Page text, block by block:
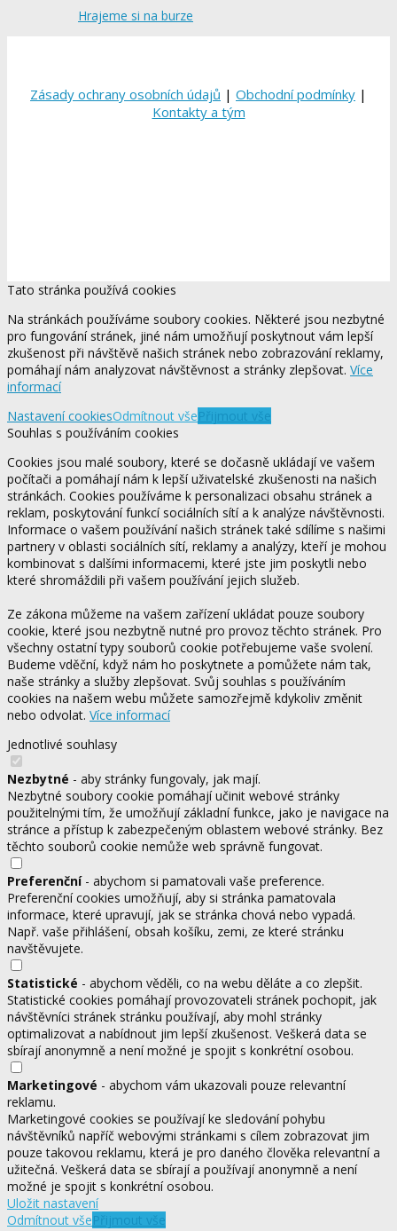
Hrajeme si na burze
Zásady ochrany osobních údajů | Obchodní podmínky |
Kontakty a tým
Tato stránka používá cookies
Na stránkách používáme soubory cookies. Některé jsou nezbytné
pro fungování stránek, jiné nám umožňují poskytnout vám lepší
zkušenost při návštěvě našich stránek nebo zobrazování reklamy,
pomáhají nám analyzovat návštěvnost a stránky zlepšovat. Více
informací
Nastavení cookiesOdmítnout všePřijmout vše
Souhlas s používáním cookies
Cookies jsou malé soubory, které se dočasně ukládají ve vašem
počítači a pomáhají nám k lepší uživatelské zkušenosti na našich
stránkách. Cookies používáme k personalizaci obsahu stránek a
reklam, poskytování funkcí sociálních sítí a k analýze návštěvnosti.
Informace o vašem používání našich stránek také sdílíme s našimi
partnery v oblasti sociálních sítí, reklamy a analýzy, kteří je mohou
kombinovat s dalšími informacemi, které jste jim poskytli nebo
které shromáždili při vašem používání jejich služeb.
Ze zákona můžeme na vašem zařízení ukládat pouze soubory
cookie, které jsou nezbytně nutné pro provoz těchto stránek. Pro
všechny ostatní typy souborů cookie potřebujeme vaše svolení.
Budeme vděční, když nám ho poskytnete a pomůžete nám tak,
naše stránky a služby zlepšovat. Svůj souhlas s používáním
cookies na našem webu můžete samozřejmě kdykoliv změnit
nebo odvolat. Více informací
Jednotlivé souhlasy
Nezbytné - aby stránky fungovaly, jak mají.
Nezbytné soubory cookie pomáhají učinit webové stránky
použitelnými tím, že umožňují základní funkce, jako je navigace na
stránce a přístup k zabezpečeným oblastem webové stránky. Bez
těchto souborů cookie nemůže web správně fungovat.
Preferenční- abychom si pamatovali vaše preference.
Preferenční cookies umožňují, aby si stránka pamatovala
informace, které upravují, jak se stránka chová nebo vypadá.
Např. vaše přihlášení, obsah košíku, zemi, ze které stránku
navštěvujete.
Statistické - abychom věděli, co na webu děláte a co zlepšit.
Statistické cookies pomáhají provozovateli stránek pochopit, jak
návštěvníci stránek stránku používají, aby mohl stránky
optimalizovat a nabídnout jim lepší zkušenost. Veškerá data se
sbírají anonymně a není možné je spojit s konkrétní osobou.
Marketingové - abychom vám ukazovali pouze relevantní
reklamu.
Marketingové cookies se používají ke sledování pohybu
návštěvníků napříč webovými stránkami s cílem zobrazovat jim
pouze takovou reklamu, která je pro daného člověka relevantní a
užitečná. Veškerá data se sbírají a používají anonymně a není
možné je spojit s konkrétní osobou.
Uložit nastavení
Odmítnout všePřijmout vše